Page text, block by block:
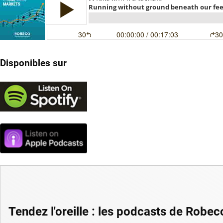
Disponibles sur
Tendez l'oreille : les podcasts de